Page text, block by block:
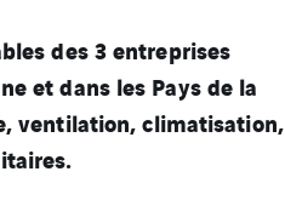
des 3 entreprises
et dans les Pays de la
ventilation, climatisation,